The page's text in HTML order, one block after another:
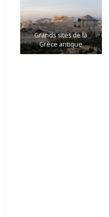
Grands sites de la
Grèce antique